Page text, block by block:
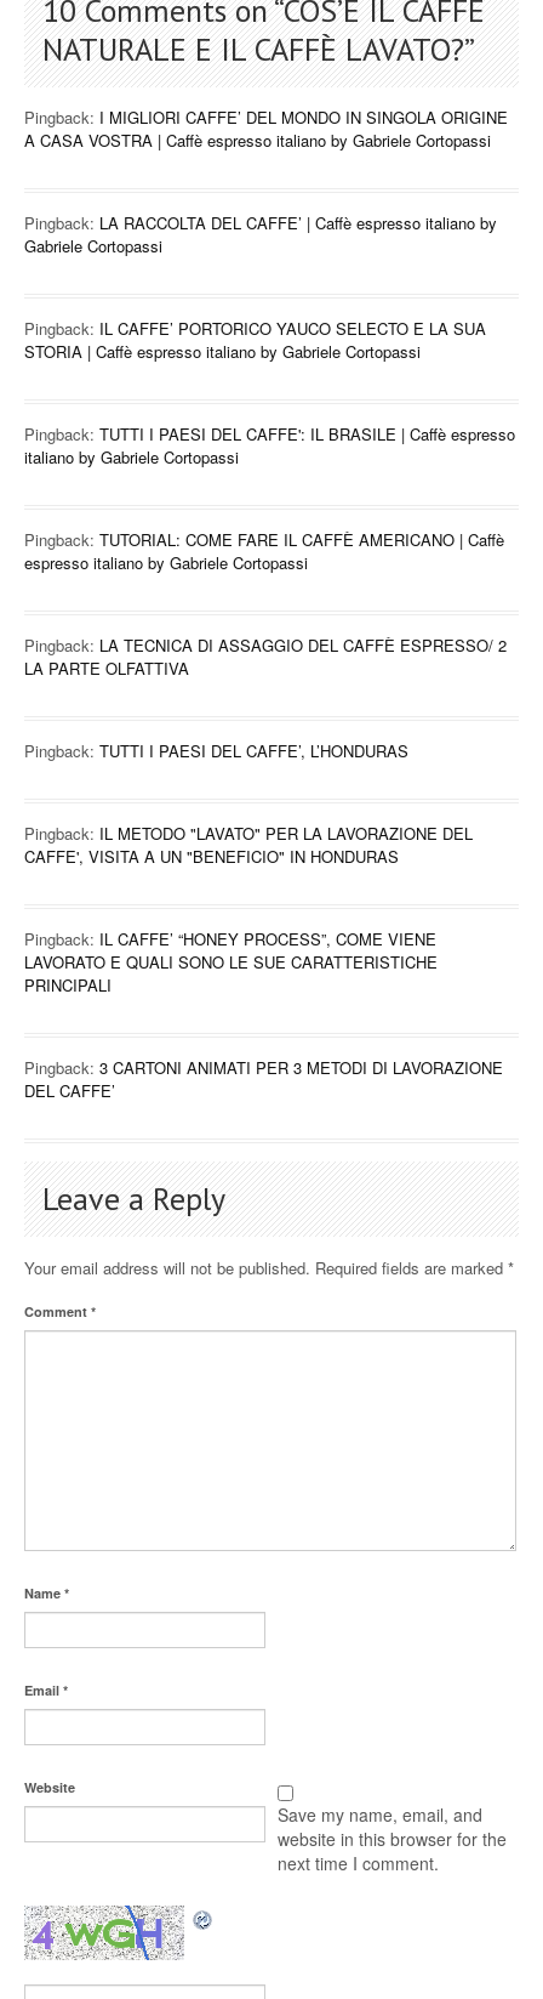
10 Comments on “COS’È IL CAFFÈ
NATURALE E IL CAFFÈ LAVATO?”
Pingback: I MIGLIORI CAFFE’ DEL MONDO IN SINGOLA ORIGINE
A CASA VOSTRA | Caffè espresso italiano by Gabriele Cortopassi
Pingback: LA RACCOLTA DEL CAFFE’ | Caffè espresso italiano by
Gabriele Cortopassi
Pingback: IL CAFFE’ PORTORICO YAUCO SELECTO E LA SUA
STORIA | Caffè espresso italiano by Gabriele Cortopassi
Pingback: TUTTI I PAESI DEL CAFFE': IL BRASILE | Caffè espresso
italiano by Gabriele Cortopassi
Pingback: TUTORIAL: COME FARE IL CAFFÈ AMERICANO | Caffè
espresso italiano by Gabriele Cortopassi
Pingback: LA TECNICA DI ASSAGGIO DEL CAFFÈ ESPRESSO/ 2
LA PARTE OLFATTIVA
Pingback: TUTTI I PAESI DEL CAFFE’, L’HONDURAS
Pingback: IL METODO "LAVATO" PER LA LAVORAZIONE DEL
CAFFE', VISITA A UN "BENEFICIO" IN HONDURAS
Pingback: IL CAFFE’ “HONEY PROCESS”, COME VIENE
LAVORATO E QUALI SONO LE SUE CARATTERISTICHE
PRINCIPALI
Pingback: 3 CARTONI ANIMATI PER 3 METODI DI LAVORAZIONE
DEL CAFFE’
Leave a Reply
Your email address will not be published. Required fields are marked *
Comment *
Name *
Email *
Website
Save my name, email, and
website in this browser for the
next time I comment.